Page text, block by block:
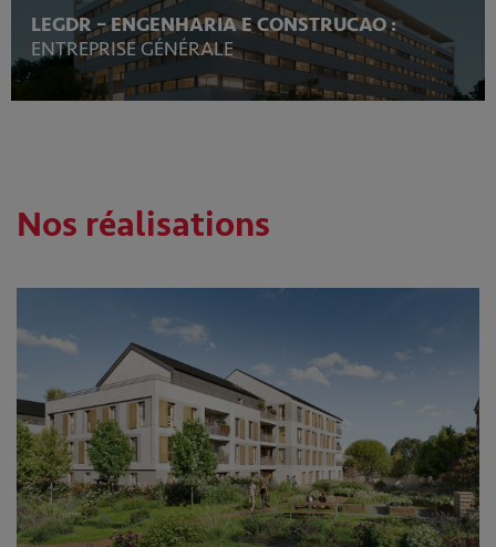
LEGDR – ENGENHARIA E CONSTRUCAO :
ENTREPRISE GÉNÉRALE
Nos réalisations